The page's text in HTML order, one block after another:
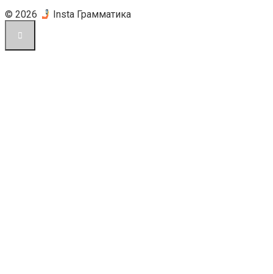
© 2026
Insta Грамматика